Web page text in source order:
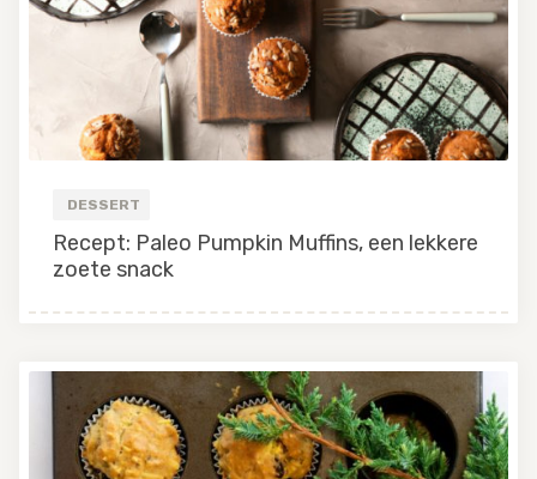
DESSERT
Recept: Paleo Pumpkin Muffins, een lekkere
zoete snack